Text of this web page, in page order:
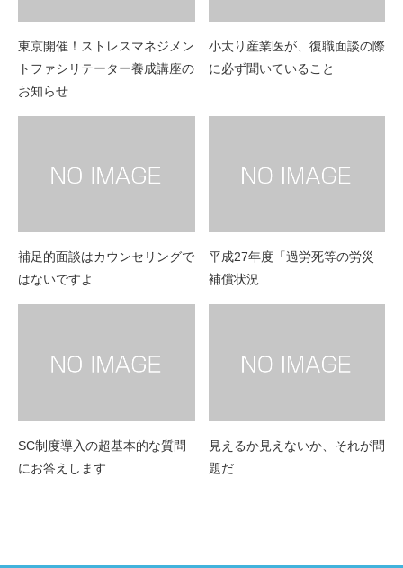
東京開催！ストレスマネジメン
トファシリテーター養成講座の
お知らせ
小太り産業医が、復職面談の際
に必ず聞いていること
補足的面談はカウンセリングで
はないですよ
平成27年度「過労死等の労災
補償状況
SC制度導入の超基本的な質問
にお答えします
見えるか見えないか、それが問
題だ